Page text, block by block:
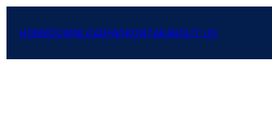
HOMEDOWNLOADFAQKONTAKABOUT US